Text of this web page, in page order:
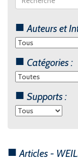
Auteurs et
Catégories :
Supports :
Articles -